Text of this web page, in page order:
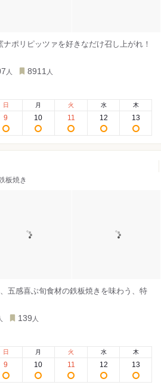
ポリピッツァを好きなだけ召し上がれ！
人 8911 人
日
9
月
10
火
11
水
12
木
13
板焼き
五感喜ぶ旬食材の鉄板焼きを味わう、特
139 人
日
9
月
10
火
11
水
12
木
13